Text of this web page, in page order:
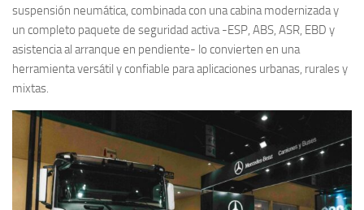
suspensión neumática, combinada con una cabina modernizada y
un completo paquete de seguridad activa -ESP, ABS, ASR, EBD y
asistencia al arranque en pendiente- lo convierten en una
herramienta versátil y confiable para aplicaciones urbanas, rurales y
mixtas.